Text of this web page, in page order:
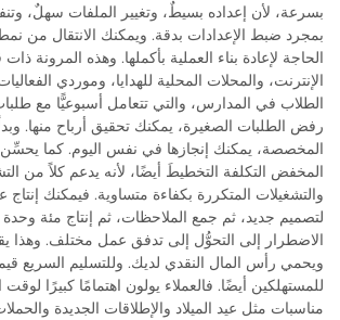
بسرعة، لأن إعداده بسيطٌ، وتغيير الملفات سهلٌ،
بمجرد ضبط الإعدادات بدقة. ويمكنك الانتقال من
الحاجة لإعادة بناء العملية بأكملها. وهذه المرونة
الإنترنت، والمحلات المحلية للهدايا، وموردي
الطلاب في المدارس، والتي تتعامل أسبوعيًّا مع
رفض الطلبات الصغيرة، يمكنك تحقيق أرباح منها.
المخصصة، يمكنك إنجازها في نفس اليوم. كما يحسِّن
المخفض التكلفة التخطيطَ أيضًا، لأنه يدعم كلاً من
والتشغيلات المتكررة بكفاءة متساوية. فيمكنك
لتصميم جديد، ثم جمع الملاحظات، ثم إنتاج مئة
الاضطرار إلى التحوُّل إلى تدفق عمل مختلف. وهذا
ويحمي رأس المال النقدي لديك. وللتسليم السريع
للمستهلكين أيضًا. فالعملاء يولون اهتمامًا كبيرًا
مناسبات مثل عيد الميلاد والإطلاقات الجديدة